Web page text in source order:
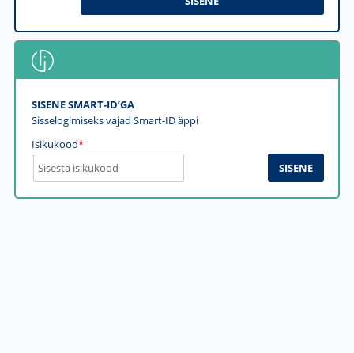
SISENE SMART-ID’GA
Sisselogimiseks vajad Smart-ID äppi
Isikukood*